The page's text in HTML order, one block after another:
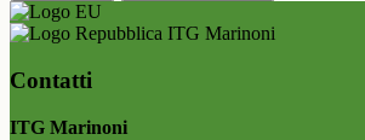
ITG Marinoni
Contatti
ITG Marinoni